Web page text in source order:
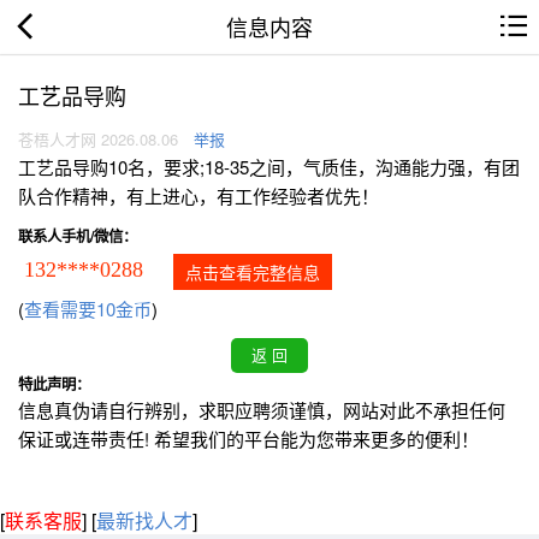
信息内容
工艺品导购
苍梧人才网 2026.08.06 举报
工艺品导购10名，要求;18-35之间，气质佳，沟通能力强，有团
队合作精神，有上进心，有工作经验者优先！
联系人手机/微信：
132****0288 点击查看完整信息
(查看需要10金币)
特此声明：
信息真伪请自行辨别，求职应聘须谨慎，网站对此不承担任何
保证或连带责任! 希望我们的平台能为您带来更多的便利！
[联系客服] [最新找人才]